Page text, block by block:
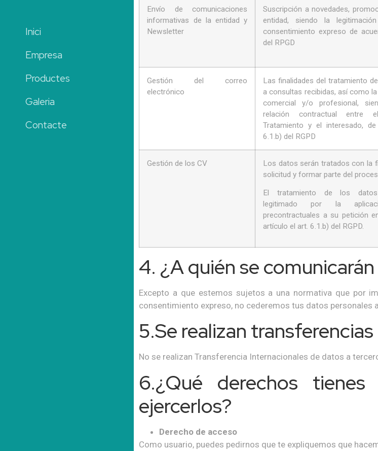
Inici
Empresa
Productes
Galeria
Contacte
Envío de comunicaciones
informativas de la entidad y
Newsletter
Suscripción a novedades,
entidad, siendo la
consentimiento expreso de
del RPGD
Gestión del correo
electrónico
Las finalidades del tratamiento
a consultas recibidas, así como
comercial y/o profesional,
relación contractual entre
Tratamiento y el interesado,
6.1.b) del RGPD
Gestión de los CV
Los datos serán tratados con la
solicitud y formar parte del
El tratamiento de los datos
legitimado por la
precontractuales a su petición
artículo el art. 6.1.b) del RGPD.
4. ¿A quién se
Excepto a que estemos sujetos a una normativa que por
consentimiento expreso, no cederemos tus datos personales
5.Se realizan
No se realizan Transferencia Internacionales de datos a
6.¿Qué derechos
ejercerlos?
Derecho de acceso
Como usuario, puedes pedirnos que te expliquemos que